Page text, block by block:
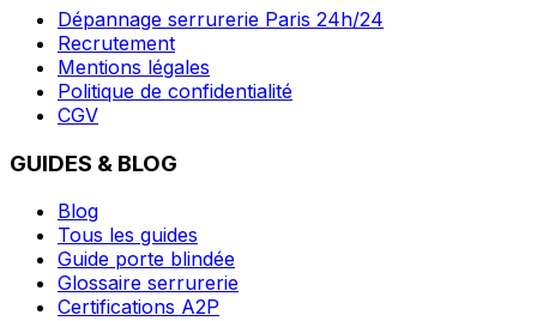
Dépannage serrurerie Paris 24h/24
Recrutement
Mentions légales
Politique de confidentialité
CGV
GUIDES & BLOG
Blog
Tous les guides
Guide porte blindée
Glossaire serrurerie
Certifications A2P